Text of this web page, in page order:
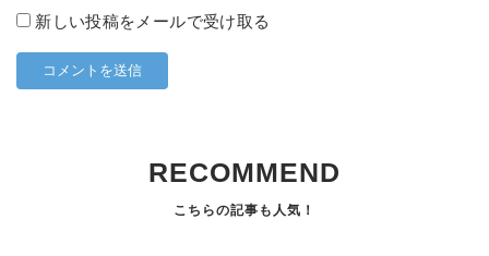
新しい投稿をメールで受け取る
RECOMMEND